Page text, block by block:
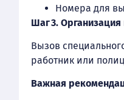
Номера для
Шаг 3.
Вызов
работник или
Важная